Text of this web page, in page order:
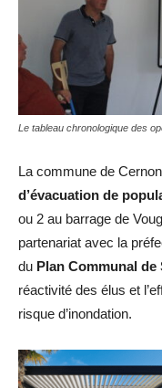
Le tableau chronologique des
La commune de
d’évacuation de
ou 2 au barrage de
partenariat avec la
du Plan Communal de
réactivité des élus et
risque d’inondation.